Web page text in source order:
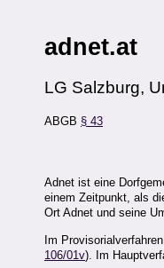
adnet.at
LG Salzburg,
ABGB § 43
Adnet ist eine
einem Zeitpunkt, als
Ort Adnet und seine
Im
106/01v). Im